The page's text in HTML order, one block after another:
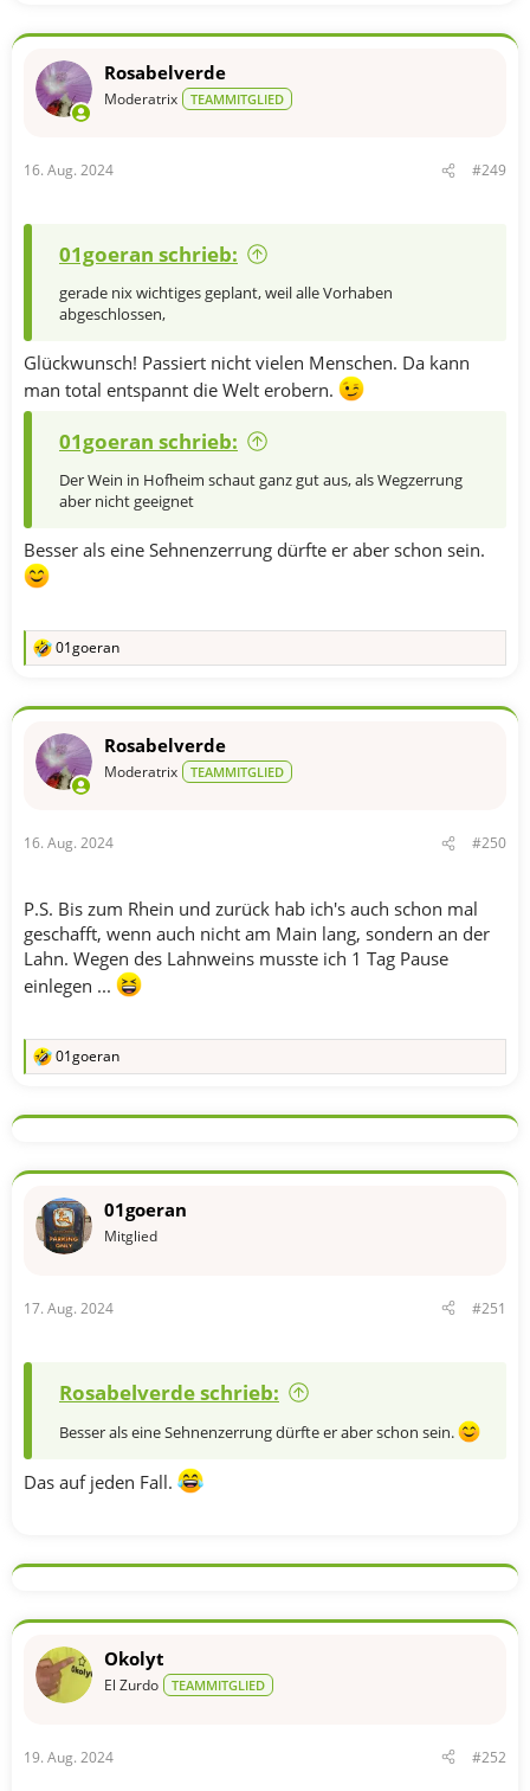
k
o
:
Rosabelverde
Moderatrix TEAMMITGLIED
16. Aug. 2024 #249
01goeran schrieb:
gerade nix wichtiges geplant, weil alle Vorhaben
abgeschlossen,
Glückwunsch! Passiert nicht vielen Menschen. Da kann
man total entspannt die Welt erobern.
01goeran schrieb:
Der Wein in Hofheim schaut ganz gut aus, als Wegzerrung
aber nicht geeignet
Besser als eine Sehnenzerrung dürfte er aber schon sein.
R
k
o
:
01goeran
Rosabelverde
Moderatrix TEAMMITGLIED
16. Aug. 2024 #250
P.S. Bis zum Rhein und zurück hab ich's auch schon mal
geschafft, wenn auch nicht am Main lang, sondern an der
Lahn. Wegen des Lahnweins musste ich 1 Tag Pause
einlegen ...
R
k
o
e
n
01goeran
01goeran
Mitglied
17. Aug. 2024 #251
Rosabelverde schrieb:
Besser als eine Sehnenzerrung dürfte er aber schon sein.
Das auf jeden Fall.
Okolyt
El Zurdo TEAMMITGLIED
19. Aug. 2024 #252